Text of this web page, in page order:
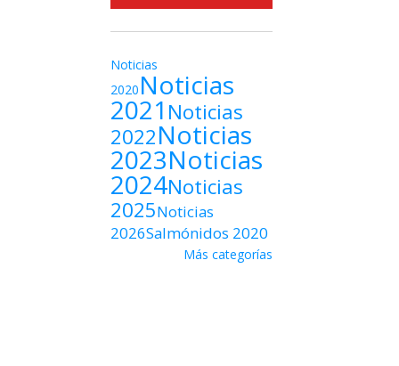
Noticias
2020 Noticias
2021 Noticias
2022Noticias
2023Noticias
2024Noticias
2025Noticias
2026Salmónidos 2020
Más categorías